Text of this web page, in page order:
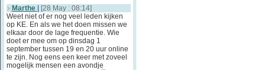
Marthe
[28 May : 08:14]
Weet niet of er nog veel leden kijken
op KE. En als we het doen missen we
elkaar door de lage frequentie. Wie
doet er mee om op dinsdag 1
september tussen 19 en 20 uur online
te zijn. Nog eens een keer met zoveel
mogelijk mensen een avondje